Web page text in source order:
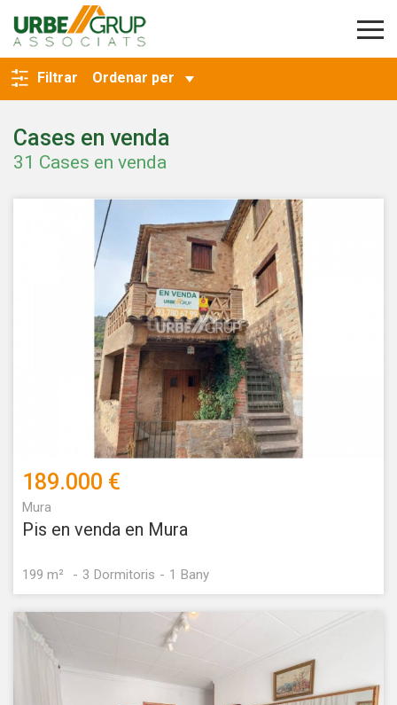
Filtrar Ordenar per
Cases en venda
31 Cases en venda
189.000 €
Mura
Pis en venda en Mura
199 m² 3 Dormitoris 1 Bany